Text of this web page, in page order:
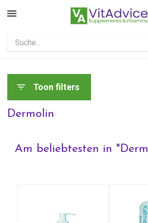
Toon filters
Dermolin
Am beliebtesten in "